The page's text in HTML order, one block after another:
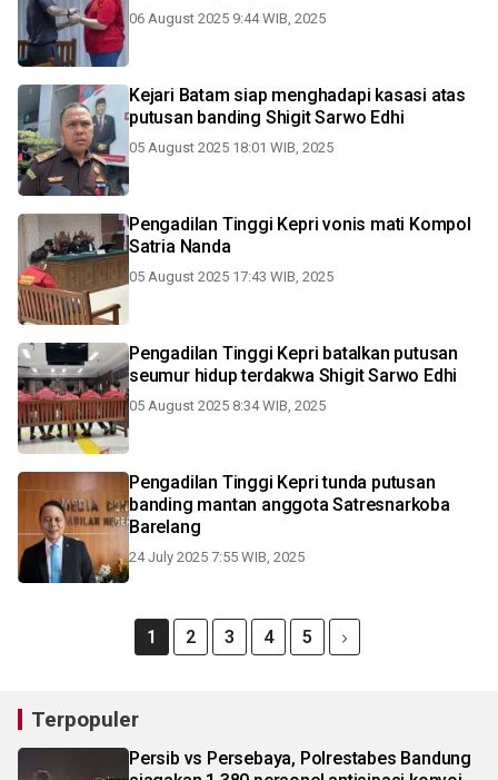
06 August 2025 9:44 WIB, 2025
Kejari Batam siap menghadapi kasasi atas
putusan banding Shigit Sarwo Edhi
05 August 2025 18:01 WIB, 2025
Pengadilan Tinggi Kepri vonis mati Kompol
Satria Nanda
05 August 2025 17:43 WIB, 2025
Pengadilan Tinggi Kepri batalkan putusan
seumur hidup terdakwa Shigit Sarwo Edhi
05 August 2025 8:34 WIB, 2025
Pengadilan Tinggi Kepri tunda putusan
banding mantan anggota Satresnarkoba
Barelang
24 July 2025 7:55 WIB, 2025
1 2 3 4 5
Terpopuler
Persib vs Persebaya, Polrestabes Bandung